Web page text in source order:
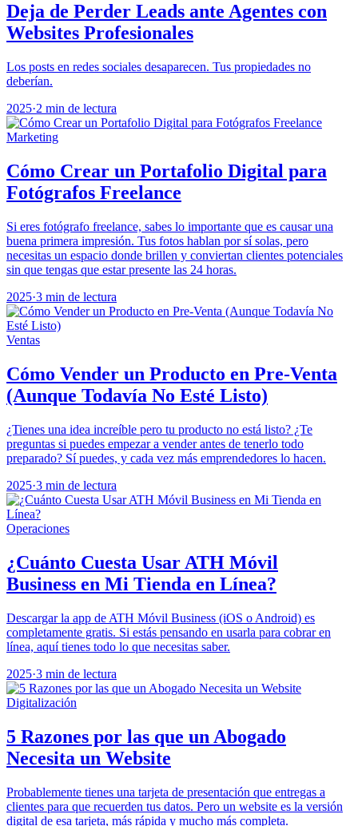
Deja de Perder Leads ante Agentes con
Websites Profesionales
Los posts en redes sociales desaparecen. Tus propiedades no
deberían.
2025·2 min de lectura
Marketing
Cómo Crear un Portafolio Digital para
Fotógrafos Freelance
Si eres fotógrafo freelance, sabes lo importante que es causar una
buena primera impresión. Tus fotos hablan por sí solas, pero
necesitas un espacio donde brillen y conviertan clientes potenciales
sin que tengas que estar presente las 24 horas.
2025·3 min de lectura
Ventas
Cómo Vender un Producto en Pre-Venta
(Aunque Todavía No Esté Listo)
¿Tienes una idea increíble pero tu producto no está listo? ¿Te
preguntas si puedes empezar a vender antes de tenerlo todo
preparado? Sí puedes, y cada vez más emprendedores lo hacen.
2025·3 min de lectura
Operaciones
¿Cuánto Cuesta Usar ATH Móvil
Business en Mi Tienda en Línea?
Descargar la app de ATH Móvil Business (iOS o Android) es
completamente gratis. Si estás pensando en usarla para cobrar en
línea, aquí tienes todo lo que necesitas saber.
2025·3 min de lectura
Digitalización
5 Razones por las que un Abogado
Necesita un Website
Probablemente tienes una tarjeta de presentación que entregas a
clientes para que recuerden tus datos. Pero un website es la versión
digital de esa tarjeta, más rápida y mucho más completa.